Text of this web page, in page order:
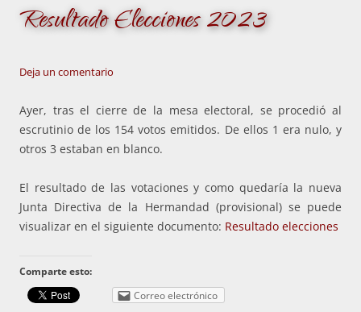
Resultado Elecciones 2023
Deja un comentario
Ayer, tras el cierre de la mesa electoral, se procedió al
escrutinio de los 154 votos emitidos. De ellos 1 era nulo, y
otros 3 estaban en blanco.
El resultado de las votaciones y como quedaría la nueva
Junta Directiva de la Hermandad (provisional) se puede
visualizar en el siguiente documento: Resultado elecciones
Comparte esto:
Correo electrónico